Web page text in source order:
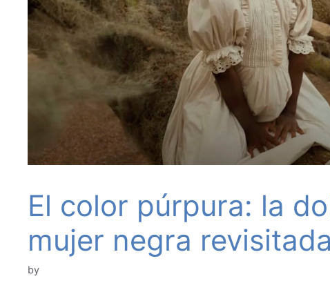
El color púrpura: la
mujer negra
by